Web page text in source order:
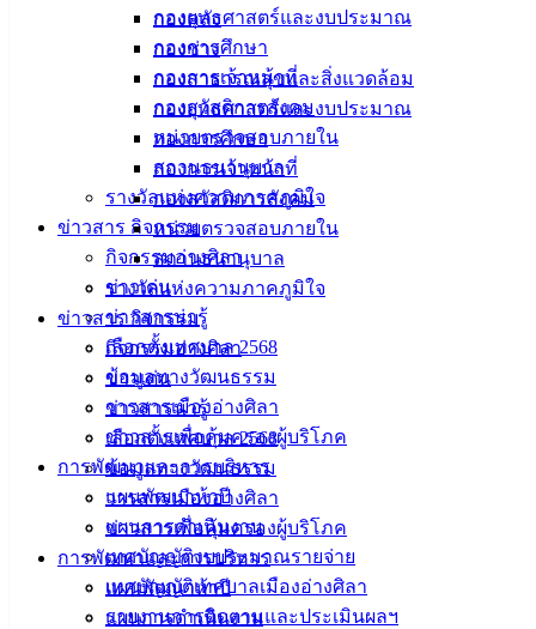
กองยุทธศาสตร์และงบประมาณ
กองการศึกษา
กองการเจ้าหน้าที่
กองสวัสดิการสังคม
หน่วยตรวจสอบภายใน
สถานธนานุบาล
รางวัลแห่งความภาคภูมิใจ
ข่าวสาร กิจกรรม
กิจกรรมอ่างศิลา
ข่าวเด่น
ข่าวสารน่ารู้
เลือกตั้งเทศบาล 2568
ข้อมูลทางวัฒนธรรม
วารสารเมืองอ่างศิลา
ข่าวสารเพื่อคุ้มครองผู้บริโภค
การพัฒนาและการบริหาร
แผนพัฒนาห้าปี
แผนการดำเนินงาน
เทศบัญญัติงบประมาณรายจ่าย
เทศบัญญัติเทศบาลเมืองอ่างศิลา
รายงานการติดตามและประเมินผลฯ
กองคลัง
กองช่าง
กองสาธารณสุขและสิ่งแวดล้อม
กองยุทธศาสตร์และงบประมาณ
กองการศึกษา
กองการเจ้าหน้าที่
กองสวัสดิการสังคม
หน่วยตรวจสอบภายใน
สถานธนานุบาล
รางวัลแห่งความภาคภูมิใจ
ข่าวสาร กิจกรรม
กิจกรรมอ่างศิลา
ข่าวเด่น
ข่าวสารน่ารู้
เลือกตั้งเทศบาล 2568
ข้อมูลทางวัฒนธรรม
วารสารเมืองอ่างศิลา
ข่าวสารเพื่อคุ้มครองผู้บริโภค
การพัฒนาและการบริหาร
แผนพัฒนาห้าปี
แผนการดำเนินงาน
สำนักงาน
เทศบาลเมือง
อ่างศิลา 90/338
ม.3 ต.เสม็ด
อ.เมือง จ.ชลบุรี
038-
142-100-104
บริการ
ประชาชน
ดาวน์โหลด